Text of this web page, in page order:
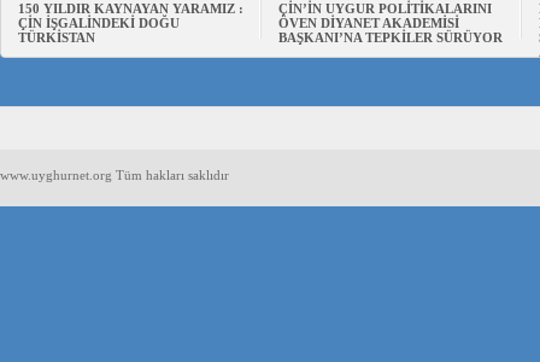
150 YILDIR KAYNAYAN YARAMIZ :
ÇİN İŞGALİNDEKİ DOĞU
TÜRKİSTAN
ÇİN’İN UYGUR POLİTİKALARINI
ÖVEN DİYANET AKADEMİSİ
BAŞKANI’NA TEPKİLER SÜRÜYOR
www.uyghurnet.org Tüm hakları saklıdır